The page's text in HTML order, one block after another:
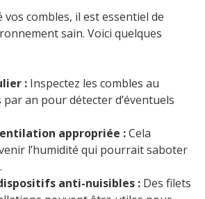
combles, il est essentiel de
sain. Voici quelques
: Inspectez les combles au
an pour détecter d’éventuels
appropriée :Cela
l’humidité qui pourrait saboter
anti-nuisibles : Des filets